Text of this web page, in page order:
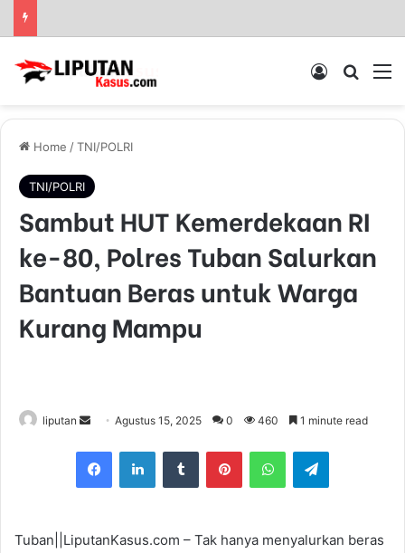
Log In
Home /TNI/POLRI
TNI/POLRI
Sambut HUT Kemerdekaan RI
ke-80, Polres Tuban Salurkan
Bantuan Beras untuk Warga
Kurang Mampu
liputan
n
d
Agustus 15, 2025 0 460 1 minute read
Tuban||LiputanKasus.com – Tak hanya menyalurkan beras